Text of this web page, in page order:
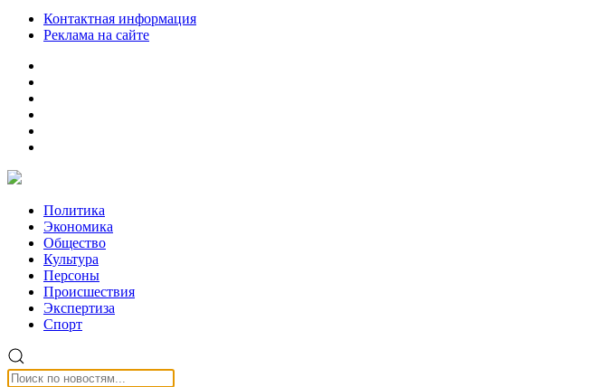
Контактная информация
Реклама на сайте
Политика
Экономика
Общество
Культура
Персоны
Происшествия
Экспертиза
Спорт